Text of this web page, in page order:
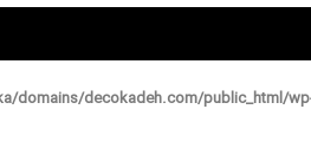
domains/decokadeh.com/public_html/